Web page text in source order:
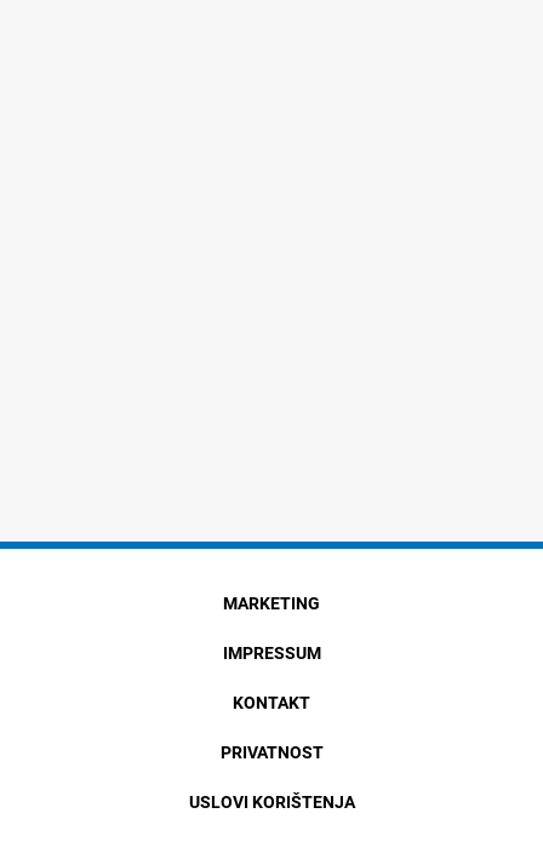
MARKETING
IMPRESSUM
KONTAKT
PRIVATNOST
USLOVI KORIŠTENJA